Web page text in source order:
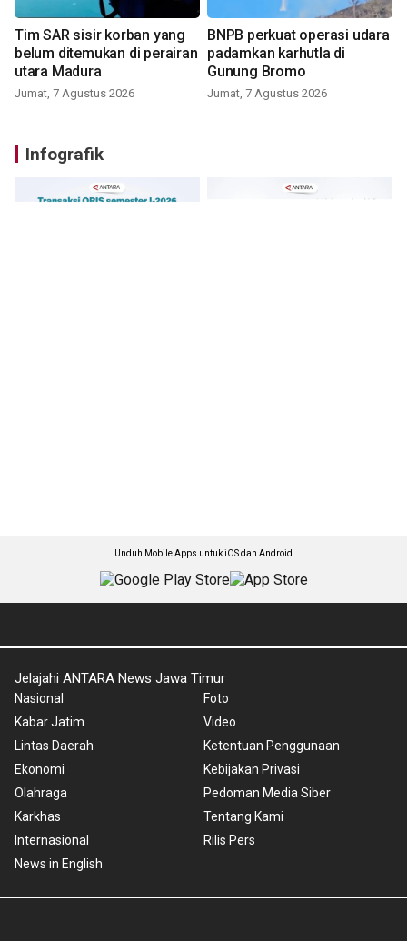
Tim SAR sisir korban yang
belum ditemukan di perairan
utara Madura
Jumat, 7 Agustus 2026
BNPB perkuat operasi udara
padamkan karhutla di
Gunung Bromo
Jumat, 7 Agustus 2026
Infografik
Unduh Mobile Apps untuk iOS dan Android
Jelajahi ANTARA News Jawa Timur
Nasional
Kabar Jatim
Lintas Daerah
Ekonomi
Olahraga
Karkhas
Internasional
News in English
Foto
Video
Ketentuan Penggunaan
Kebijakan Privasi
Pedoman Media Siber
Tentang Kami
Rilis Pers